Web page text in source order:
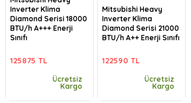
Inverter Klima
Diamond Serisi 18000
BTU/h A+++ Enerji
Sınıfı
125875 TL
Ücretsiz
Kargo
Mitsubishi Heavy
Inverter Klima
Diamond Serisi 21000
BTU/h A++ Enerji Sınıfı
122590 TL
Ücretsiz
Kargo